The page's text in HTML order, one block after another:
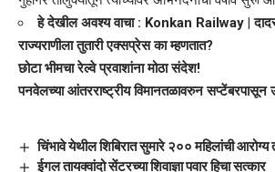
हे देखील अवश्य वाचा : Konkan Railway |
राज्यराणीला तुतारी एक्सप्रेस का म्हणतात?
छोटा भीमचा रेल्वे प्रवाशांना मोठा संदेश!
पनवेलच्या आंतरराष्ट्रीय विमानतळावरुन सप्टेंबरपासून
चिंभावे येथील शिबिरात सुमारे २०० महिलांची आरोग्य
ईगल तायक्वांदो सेंटरच्या शिवाज्ञा पवार हिचा सत्कार